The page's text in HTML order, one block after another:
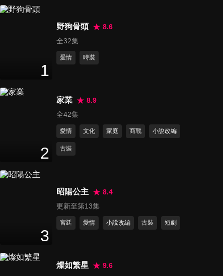
第9集
第11集
35
1
野狗骨頭
8.6
全32集
愛情 時裝
2
家業
8.9
全42集
愛情 文化 家庭 商戰 小說改編
古裝
3
昭陽公主
8.4
更新至第13集
宮廷 愛情 小說改編 古裝 短劇
燦如繁星
9.6